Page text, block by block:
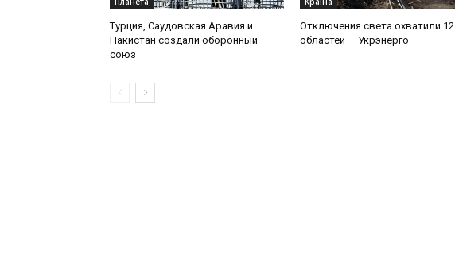
Турция, Саудовская Аравия и
Пакистан создали оборонный
союз
Отключения света охватили 12
областей — Укрэнерго